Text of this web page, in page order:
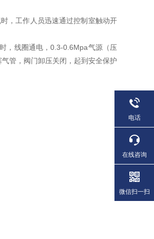
，工作人员迅速通过控制室触动开
，线圈通电，0.3-0.6Mpa气源（压
管，阀门卸压关闭，起到安全保护
电话
在线咨询
微信扫一扫